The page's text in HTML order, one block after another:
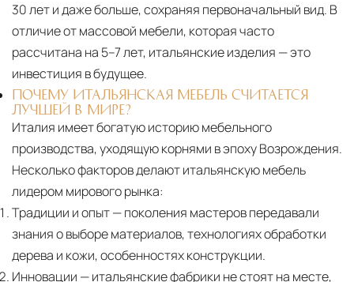
30 лет и даже больше, сохраняя первоначальный вид. В
отличие от массовой мебели, которая часто
рассчитана на 5–7 лет, итальянские изделия — это
инвестиция в будущее.
ПОЧЕМУ ИТАЛЬЯНСКАЯ МЕБЕЛЬ СЧИТАЕТСЯ
ЛУЧШЕЙ В МИРЕ?
Италия имеет богатую историю мебельного
производства, уходящую корнями в эпоху Возрождения.
Несколько факторов делают итальянскую мебель
лидером мирового рынка:
Традиции и опыт— поколения мастеров передавали
знания о выборе материалов, технологиях обработки
дерева и кожи, особенностях конструкции.
Инновации — итальянские фабрики не стоят на месте,